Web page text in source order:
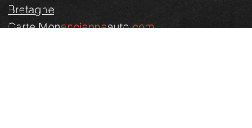
Bretagne
CarteMonancienneauto.com